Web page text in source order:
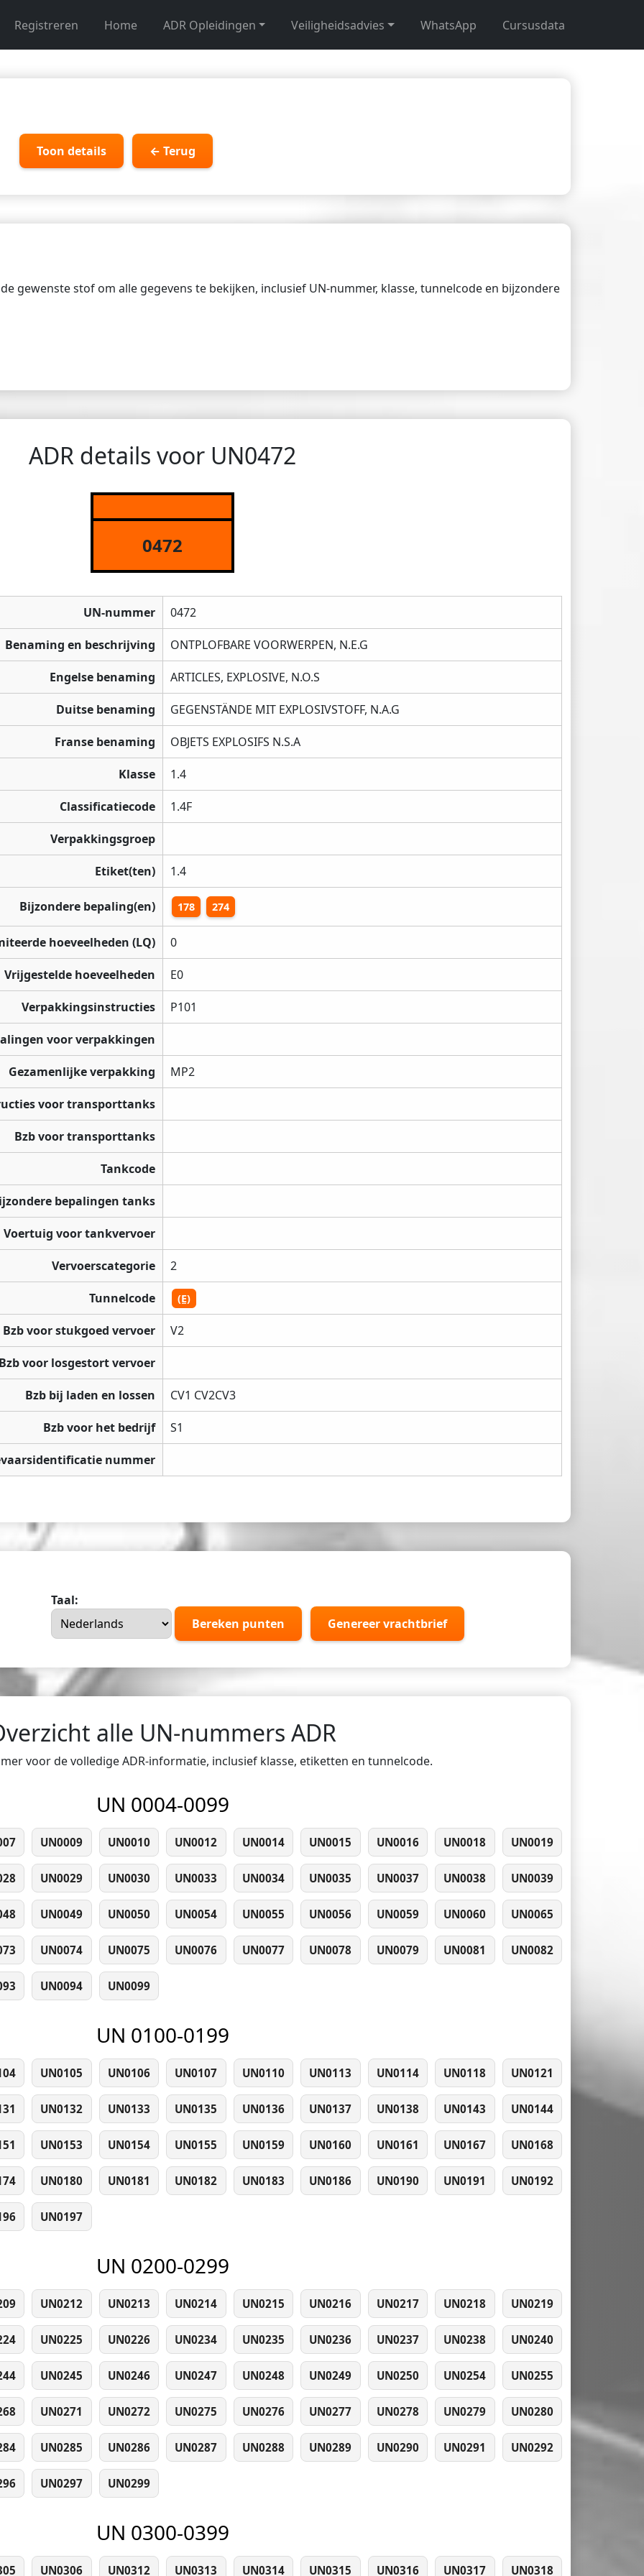
Registreren Home ADR Opleidingen Veiligheidsadvies WhatsApp Cursusdata
Toon details ← Terug
gewenste stof om alle gegevens te bekijken, inclusief UN-nummer, klasse, tunnelcode en bijzondere
ADR details voor UN0472
0472
UN-nummer 0472
Benaming en beschrijving ONTPLOFBARE VOORWERPEN, N.E.G
Engelse benaming ARTICLES, EXPLOSIVE, N.O.S
Duitse benaming GEGENSTÄNDE MIT EXPLOSIVSTOFF, N.A.G
Franse benaming OBJETS EXPLOSIFS N.S.A
Klasse 1.4
Classificatiecode 1.4F
Verpakkingsgroep
Etiket(ten) 1.4
Bijzondere bepaling(en) 178 274
hoeveelheden (LQ) 0
Vrijgestelde hoeveelheden E0
Verpakkingsinstructies P101
voor verpakkingen
Gezamenlijke verpakking MP2
voor transporttanks
Bzb voor transporttanks
Tankcode
bepalingen tanks
Voertuig voor tankvervoer
Vervoerscategorie 2
Tunnelcode (E)
Bzb voor stukgoed vervoer V2
voor losgestort vervoer
Bzb bij laden en lossen CV1 CV2CV3
Bzb voor het bedrijf S1
nummer
Taal:
Bereken punten
Genereer vrachtbrief
alle UN-nummers ADR
voor de volledige ADR-informatie, inclusief klasse, etiketten en tunnelcode.
UN 0004-0099
UN0009 UN0010 UN0012 UN0014 UN0015 UN0016 UN0018 UN0019
UN0029 UN0030 UN0033 UN0034 UN0035 UN0037 UN0038 UN0039
UN0049 UN0050 UN0054 UN0055 UN0056 UN0059 UN0060 UN0065
UN0074 UN0075 UN0076 UN0077 UN0078 UN0079 UN0081 UN0082
UN0094 UN0099
UN 0100-0199
UN0105 UN0106 UN0107 UN0110 UN0113 UN0114 UN0118 UN0121
UN0132 UN0133 UN0135 UN0136 UN0137 UN0138 UN0143 UN0144
UN0153 UN0154 UN0155 UN0159 UN0160 UN0161 UN0167 UN0168
UN0180 UN0181 UN0182 UN0183 UN0186 UN0190 UN0191 UN0192
UN0197
UN 0200-0299
UN0212 UN0213 UN0214 UN0215 UN0216 UN0217 UN0218 UN0219
UN0225 UN0226 UN0234 UN0235 UN0236 UN0237 UN0238 UN0240
UN0245 UN0246 UN0247 UN0248 UN0249 UN0250 UN0254 UN0255
UN0271 UN0272 UN0275 UN0276 UN0277 UN0278 UN0279 UN0280
UN0285 UN0286 UN0287 UN0288 UN0289 UN0290 UN0291 UN0292
UN0297 UN0299
UN 0300-0399
UN0306 UN0312 UN0313 UN0314 UN0315 UN0316 UN0317 UN0318